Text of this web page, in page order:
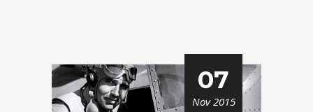
07
Nov 2015